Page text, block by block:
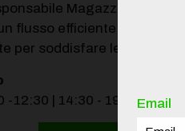
Magazzino, avrai
flusso efficiente delle
per soddisfare le
12:30 | 14:30 - 19:00 dal
Email